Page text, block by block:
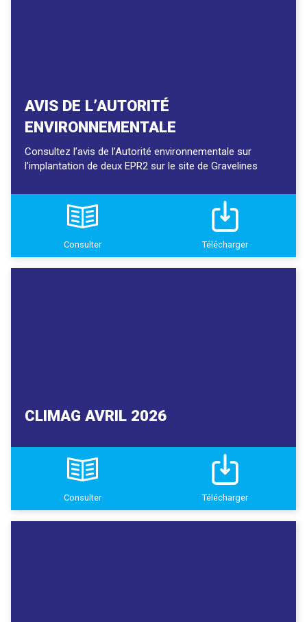
AVIS DE L’AUTORITÉ
ENVIRONNEMENTALE
Consultez l’avis de l’Autorité environnementale sur
l’implantation de deux EPR2 sur le site de Gravelines
Consulter Télécharger
CLIMAG AVRIL 2026
Consulter Télécharger